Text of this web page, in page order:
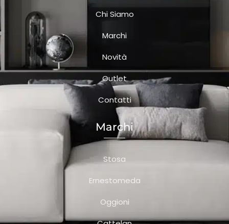
Chi Siamo
Marchi
Novità
Outlet
Contatti
Marchi
Stosa
Ernestomeda
Oggioni